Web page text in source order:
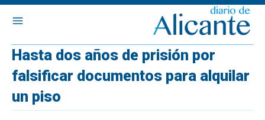
Hasta dos años de prisión por
falsificar documentos para alquilar
un piso